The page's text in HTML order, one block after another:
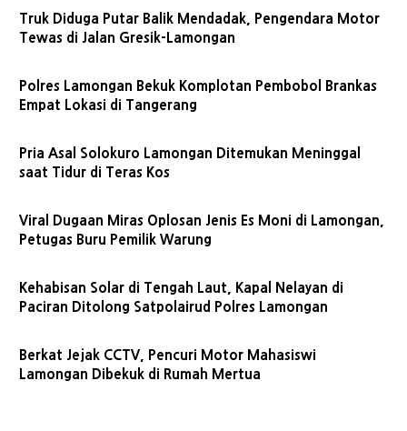
Truk Diduga Putar Balik Mendadak, Pengendara Motor
Tewas di Jalan Gresik-Lamongan
Polres Lamongan Bekuk Komplotan Pembobol Brankas
Empat Lokasi di Tangerang
Pria Asal Solokuro Lamongan Ditemukan Meninggal
saat Tidur di Teras Kos
Viral Dugaan Miras Oplosan Jenis Es Moni di Lamongan,
Petugas Buru Pemilik Warung
Kehabisan Solar di Tengah Laut, Kapal Nelayan di
Paciran Ditolong Satpolairud Polres Lamongan
Berkat Jejak CCTV, Pencuri Motor Mahasiswi
Lamongan Dibekuk di Rumah Mertua